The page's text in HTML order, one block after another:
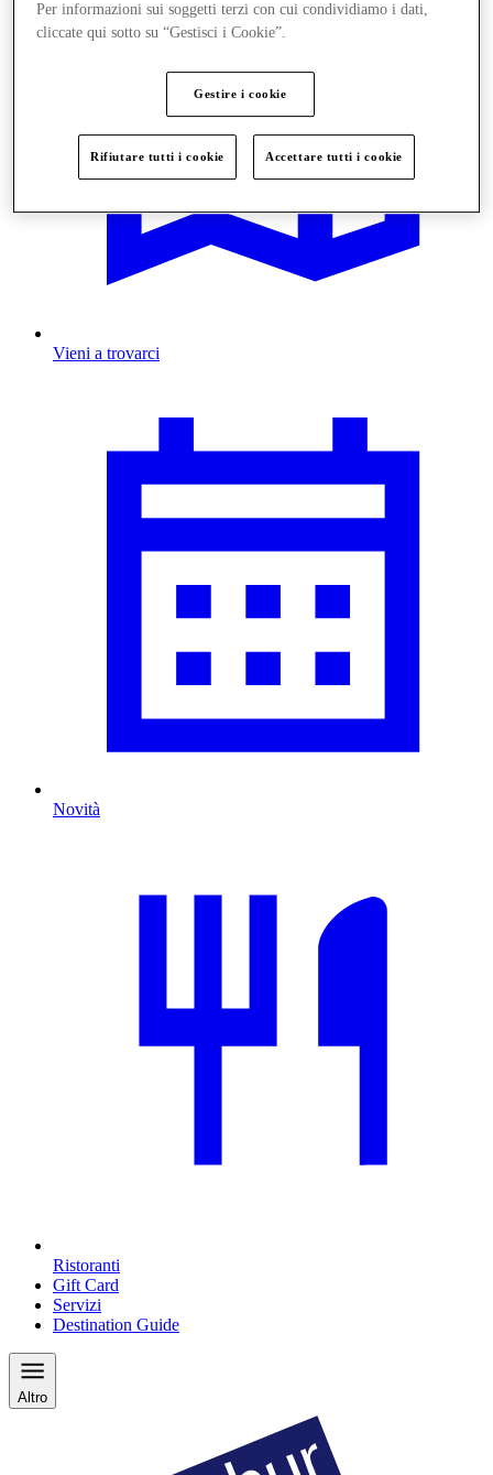
Vieni a trovarci
Novità
Ristoranti
Gift Card
Servizi
Destination Guide
Altro
Per informazioni sui soggetti terzi con cui condividiamo i dati,
cliccate qui sotto su “Gestisci i Cookie”.
Gestire i cookie
Rifiutare tutti i cookie Accettare tutti i cookie